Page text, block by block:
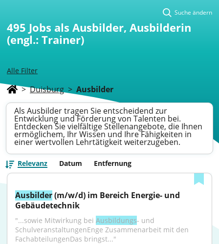
Alle Filter
Suche ändern
495 Jobs als Ausbilder, Ausbilderin
(engl.: Trainer)
> Duisburg > Ausbilder
Als Ausbilder tragen Sie entscheidend zur
Entwicklung und Förderung von Talenten bei.
Entdecken Sie vielfältige Stellenangebote, die Ihnen
ermöglichem, Ihr Wissen und Ihre Fähigkeiten in
einer wertvollen Lehrtätigkeit weiterzugeben.
Relevanz Datum Entfernung
Ausbilder (m/w/d) im Bereich Energie- und
Gebäudetechnik
"...sowie Mitwirkung bei Ausbildungs- und
SchulveranstaltungenEnge Zusammenarbeit mit den
FachabteilungenDas bringst..."